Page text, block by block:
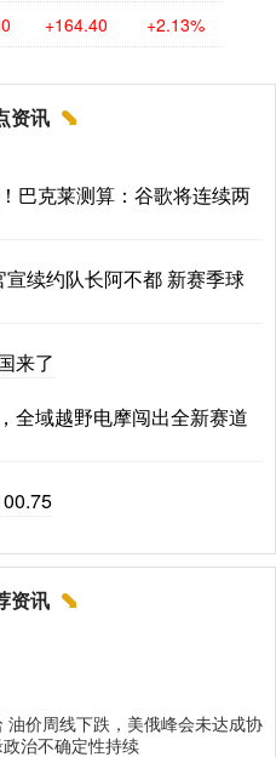
+164.40 +2.13%
资讯
巴克莱测算：谷歌将连续两
续约队长阿不都 新赛季球
来了
全域越野电摩闯出全新赛道
资讯
油价周线下跌，美俄峰会未达成协
治不确定性持续